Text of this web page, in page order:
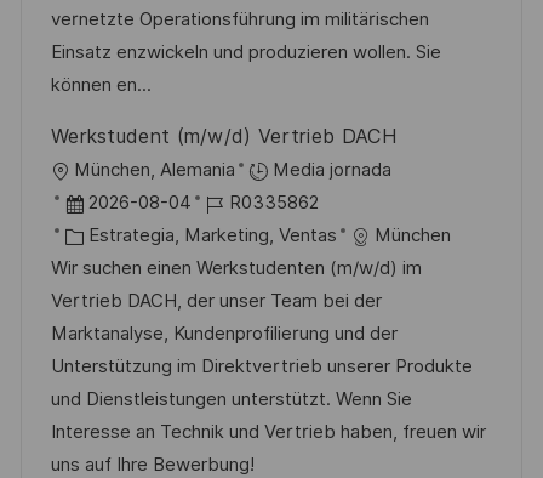
c
i
ó
a
d
e
u
b
l
i
c
a
c
i
ó
n
e
m
e
o
e
g
o
í
a
vernetzte Operationsführung im militärischen
Einsatz enzwickeln und produzieren wollen. Sie
können en...
Werkstudent (m/w/d) Vertrieb DACH
U
b
c
a
c
i
ó
n
München, Alemania
Media jornada
F
e
c
h
a
d
e
p
u
2026-08-04
I
D
d
e
e
m
p
l
e
R0335862
C
a
t
e
g
o
r
í
Estrategia, Marketing, Ventas
München
Wir suchen einen Werkstudenten (m/w/d) im
Vertrieb DACH, der unser Team bei der
Marktanalyse, Kundenprofilierung und der
Unterstützung im Direktvertrieb unserer Produkte
und Dienstleistungen unterstützt. Wenn Sie
Interesse an Technik und Vertrieb haben, freuen wir
uns auf Ihre Bewerbung!